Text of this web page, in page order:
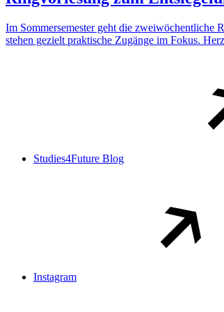
Im Sommersemester geht die zweiwöchentliche
stehen gezielt praktische Zugänge im Fokus.
Studies4Future Blog
Instagram